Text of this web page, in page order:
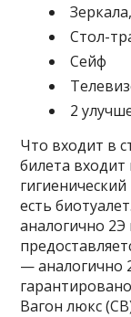
Стол-
Сейф
2
Что входит в
билета входит
есть
аналогично
— аналогично
Вагон люкс